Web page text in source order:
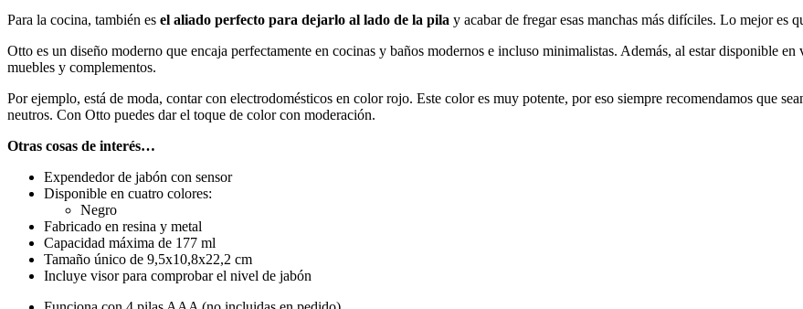
Para la cocina, también es el aliado perfecto para dejarlo al lado de la pila y acabar de fregar esas manchas más difíciles. Lo mejor es
Otto es un diseño moderno que encaja perfectamente en cocinas y baños modernos e incluso minimalistas. Además, al estar disponible
muebles y complementos.
Por ejemplo, está de moda, contar con electrodomésticos en color rojo. Este color es muy potente, por eso siempre recomendamos que
neutros. Con Otto puedes dar el toque de color con moderación.
Otras cosas de interés…
Expendedor de jabón con sensor
Disponible en cuatro colores:
Negro
Fabricado en resina y metal
Capacidad máxima de 177 ml
Tamaño único de 9,5x10,8x22,2 cm
Incluye visor para comprobar el nivel de jabón